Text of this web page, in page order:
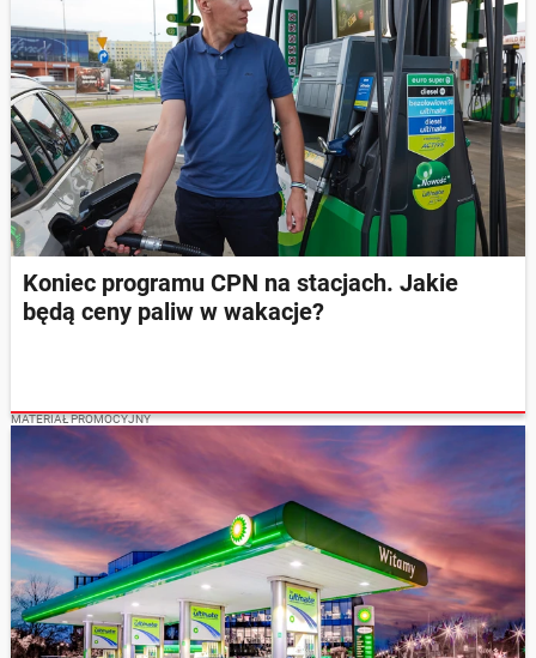
Koniec programu CPN na stacjach. Jakie
będą ceny paliw w wakacje?
MATERIAŁ PROMOCYJNY